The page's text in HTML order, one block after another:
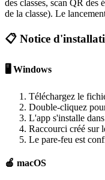
des classes, scan QR des
de la classe). Le
📋 Notice
🖥️ Windows
Téléchargez le
Double-cliquez
L'app s'installe
Raccourci créé sur
Le pare-feu est
🍎 macOS